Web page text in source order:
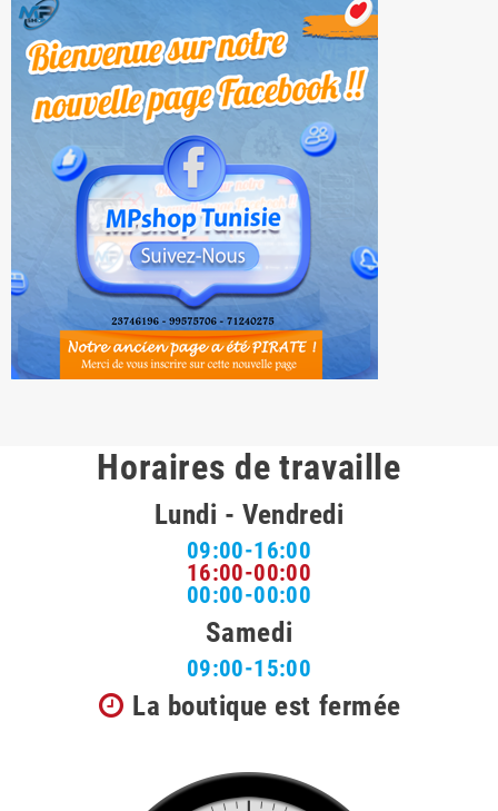
Horaires de travaille
Lundi - Vendredi
09:00-16:00
16:00-00:00
00:00-00:00
Samedi
09:00-15:00
La boutique est fermée